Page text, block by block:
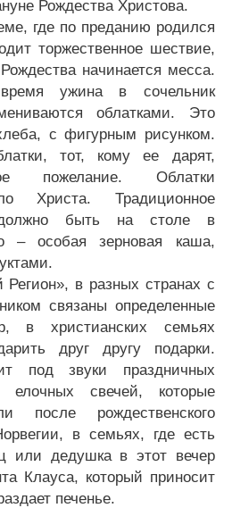
Рождества Христова.
где по преданию родился
торжественное шествие,
начинается месса.
ужина в сочельник
облатками. Это
с фигурным рисунком.
тот, кому ее дарят,
пожелание. Облатки
Христа. Традиционное
должно быть на столе в
– особая зерновая каша,
в разных странах с
связаны определенные
в христианских семьях
друг другу подарки.
под звуки праздничных
свечей, которые
после рождественского
в семьях, где есть
или дедушка в этот вечер
Клауса, который приносит
печенье.